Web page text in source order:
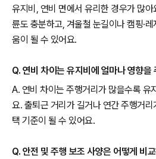
유지비, 연비 면에서 유리한 경우가 많
륜도 충분하고, 겨울철 눈길이나 캠핑·
움이 될 수 있어요.
Q. 연비 차이는 유지비에 얼마나 영향을
A. 연비 차이는 주행거리가 많을수록 유
요. 출퇴근 거리가 길거나 연간 주행거
택 기준이 될 수 있어요.
Q. 안전 및 주행 보조 사양은 어떻게 비